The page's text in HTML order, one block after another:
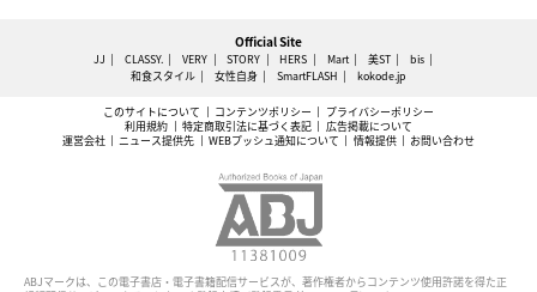
Official Site
JJ CLASSY. VERY STORY HERS Mart 美ST
bis
和食スタイル
女性自身 SmartFLASH kokode.jp
このサイトについて コンテンツポリシー
プライバシーポリシー
利用規約
特定商取引法に基づく表記
広告掲載について
運営会社
ニュース提供先 WEBプッシュ通知について 情報提供 お問い合わせ
ABJマークは、この電子書店・電子書籍配信サービスが、著作権者からコンテンツ使用許諾を得た正